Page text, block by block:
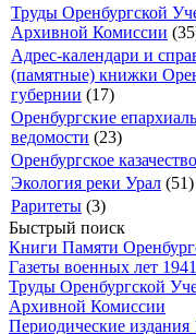
Труды Оренбургской
Архивной Комиссии
Адрес-календари и
(памятные) книжки
губернии (17)
Оренбургские
ведомости (23)
Оренбургское казачество
Экология реки Урал (51)
Раритеты (3)
Быстрый поиск
Книги Памяти
Газеты военных лет
Труды Оренбургской
Архивной Комиссии
Периодические издания